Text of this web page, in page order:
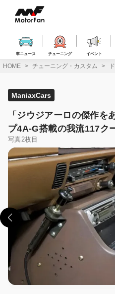
ス
車ニュース チューニング イベント
HOME チューニング・カスタム
ManiaxCars
「ジウジアーロの傑作を
プ4A-G搭載の我流117ク
写真2枚目